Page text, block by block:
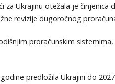
Ukrajinu otežala je činjenica
revizije dugoročnog
proračunskim
predložila Ukrajini do